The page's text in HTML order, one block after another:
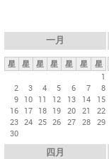
一月
星 星 星 星 星 星
星
1
2
3 4 5 6 7
8
9 10 11 12 13 14
15
16 17 18 19 20 21
22
23 24 25 26 27 28 29
30
四月